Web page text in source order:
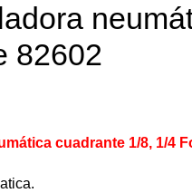
82602
cuadrante 1/8, 1/4